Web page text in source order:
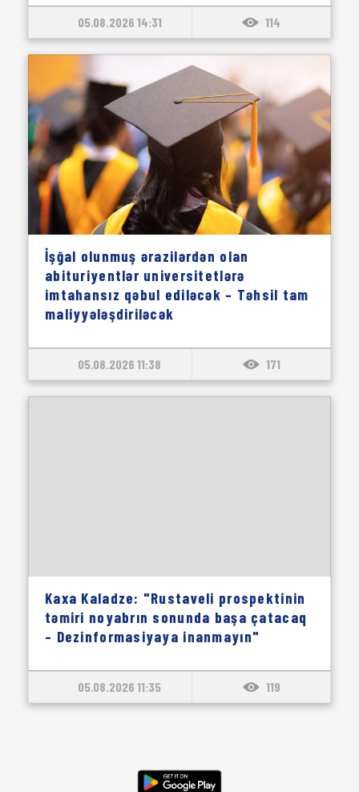
05.08.2026 14:31 114
İşğal olunmuş ərazilərdən olan
abituriyentlər universitetlərə
imtahansız qəbul ediləcək – Təhsil tam
maliyyələşdiriləcək
05.08.2026 11:38 171
Kaxa Kaladze: "Rustaveli prospektinin
təmiri noyabrın sonunda başa çatacaq
– Dezinformasiyaya inanmayın"
05.08.2026 11:35 119